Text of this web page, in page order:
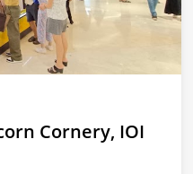
Cornery, IOI